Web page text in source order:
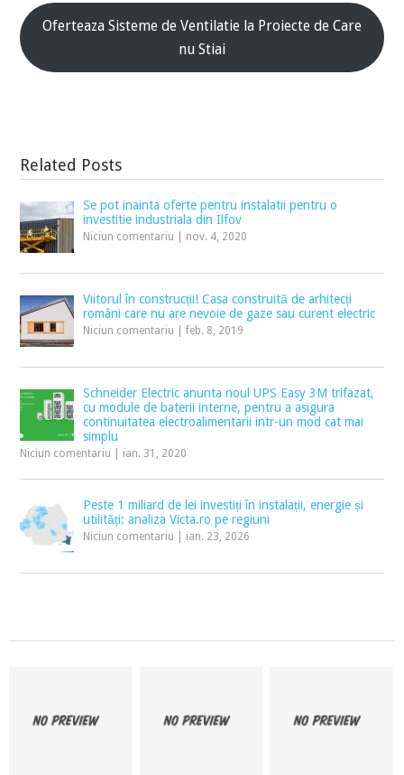
Oferteaza Sisteme de Ventilatie la Proiecte de Care
nu Stiai
Related Posts
Se pot inainta oferte pentru instalatii pentru o
investitie industriala din Ilfov
Niciun comentariu nov. 4, 2020
Viitorul în construcții! Casa construită de arhitecți
români care nu are nevoie de gaze sau curent electric
Niciun comentariu |feb. 8, 2019
Schneider Electric anunta noul UPS Easy 3M trifazat,
cu module de baterii interne, pentru a asigura
continuitatea electroalimentarii intr-un mod cat mai
simplu
Niciun comentariu ian. 31, 2020
Peste 1 miliard de lei investiți în instalații, energie și
utilități: analiza Victa.ro pe regiuni
Niciun comentariu ian. 23, 2026